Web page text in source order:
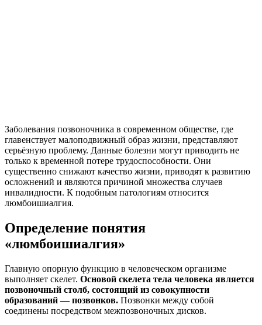
Заболевания позвоночника в современном обществе, где
главенствует малоподвижный образ жизни, представляют
серьёзную проблему. Данные болезни могут приводить не
только к временной потере трудоспособности. Они
существенно снижают качество жизни, приводят к развитию
осложнений и являются причиной множества случаев
инвалидности. К подобным патологиям относится
люмбоишиалгия.
Определение понятия
«люмбоишиалгия»
Главную опорную функцию в человеческом организме
выполняет скелет. Основой скелета тела человека является
позвоночный столб, состоящий из совокупности
образований — позвонков. Позвонки между собой
соединены посредством межпозвоночных дисков.